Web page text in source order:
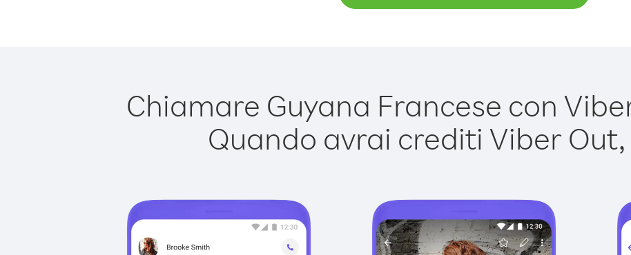
Chiamare Guyana Francese con
Quando avrai crediti Viber